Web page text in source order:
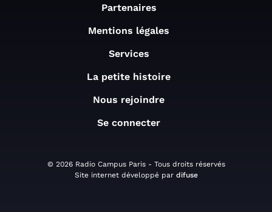
Partenaires
Mentions légales
Services
La petite histoire
Nous rejoindre
Se connecter
© 2026 Radio Campus Paris - Tous droits réservés
Site internet développé par difuse